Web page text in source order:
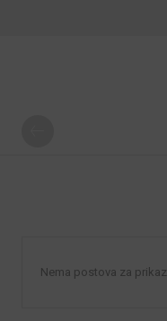
Nema postova za prikaz